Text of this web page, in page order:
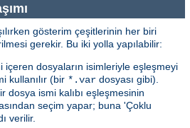
gösterim çeşitlerinin her biri
gerekir. Bu iki yolla yapılabilir:
içeren dosyaların isimleriyle eşleşmeyi
kullanılır (bir *.var dosyası gibi).
dosya ismi kalıbı eşleşmesinin
seçim yapar; buna 'Çoklu
verilir.